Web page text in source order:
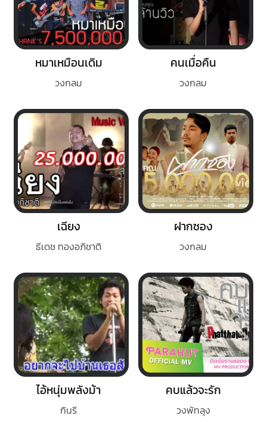
หมาเหมือนเดิม
วงกลม
คนเมื่อคืน
วงกลม
เฉียง
ธีเดช ทองอภิชาติ
ฝากซอง
วงกลม
ไอ้หนุ่มพลังม้า
กินรี
คบแล้วจะรัก
วงพัทลุง